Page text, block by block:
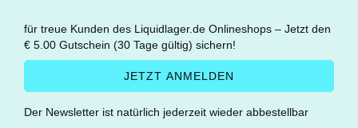
für treue Kunden des Liquidlager.de Onlineshops – Jetzt den
€ 5.00 Gutschein (30 Tage gültig) sichern!
Der Newsletter ist natürlich jederzeit wieder abbestellbar